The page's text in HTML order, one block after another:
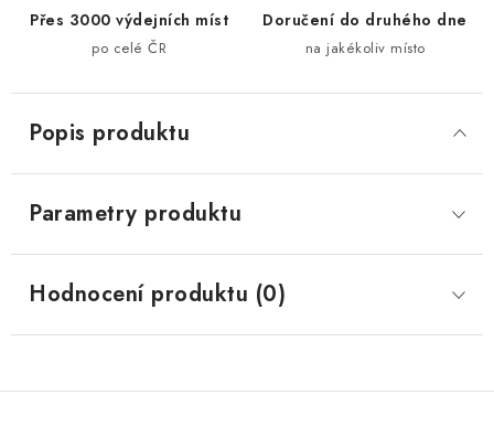
Přes 3000 výdejních míst
po celé ČR
Doručení do druhého dne
na jakékoliv místo
Popis produktu
Parametry produktu
Hodnocení produktu (0)